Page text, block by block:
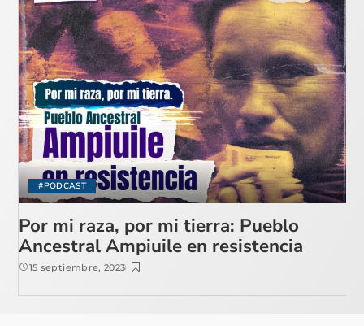
#PODCAST
Por mi raza, por mi tierra: Pueblo
Ancestral Ampiuile en resistencia
15 septiembre, 2023